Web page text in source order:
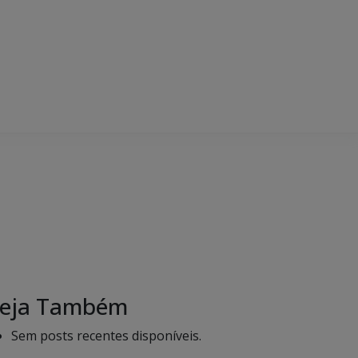
Também
Sem posts recentes disponíveis.